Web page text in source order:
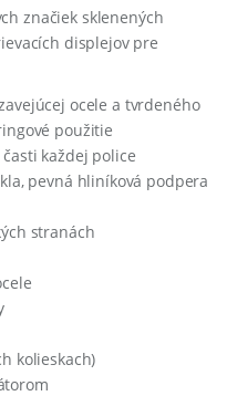
značiek sklenených
displejov pre
ocele a tvrdeného
použitie
každej police
pevná hliníková podpera
stranách
kolieskach)